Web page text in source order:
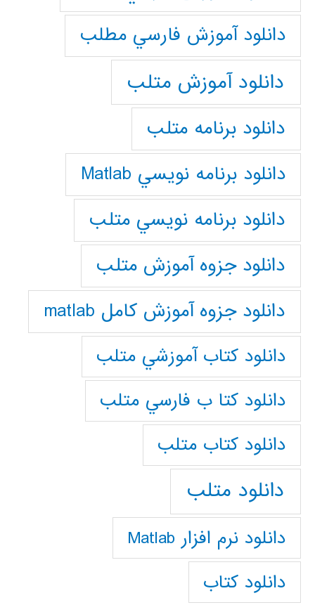
دانلود آموزش فارسي مطلب
دانلود آموزش متلب
دانلود برنامه متلب
دانلود برنامه نويسي Matlab
دانلود برنامه نويسي متلب
دانلود جزوه آموزش متلب
دانلود جزوه آموزش کامل matlab
دانلود كتاب آموزشي متلب
دانلود كتا ب فارسي متلب
دانلود كتاب متلب
دانلود متلب
دانلود نرم افزار Matlab
دانلود کتاب